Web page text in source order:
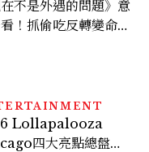
在不是外遇的問題》意
！抓偷吃反轉變命
人包
Lollapalooza
四大亮點總盤